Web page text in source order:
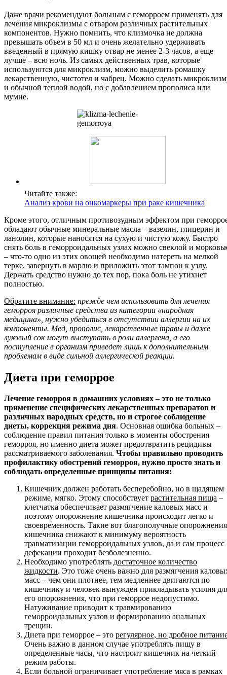
Даже врачи рекомендуют больным с геморроем применять для
лечения микроклизмы с отваром различных растительных
компонентов. Нужно помнить, что клизмочка не должна
превышать объем в 50 мл и очень желательно удерживать
введенный в прямую кишку отвар не менее 2-3 часов, а еще
лучше – всю ночь. Из самых действенных трав, которые
используются для микроклизм, можно выделить ромашку
лекарственную, чистотел и чабрец. Можно сделать
и обычной теплой водой, но с добавлением прополиса или
мумие.
Читайте также:
Анализ крови на онкомаркеры при раке кишечника
Кроме этого, отличным противозудным эффектом при
обладают обычные минеральные масла – вазелин, глицерин и
ланолин, которые наносятся на сухую и чистую кожу. Быстро
снять боль в геморроидальных узлах можно свеклой и
– что-то одно из этих овощей необходимо натереть на мелкой
терке, завернуть в марлю и приложить этот тампон к узлу.
Держать средство нужно до тех пор, пока боль не утихнет
полностью.
Обратите внимание: прежде чем использовать для лечения
геморроя различные средства из категории «народная
медицина», нужно убедиться в отсутствии аллергии на их
компоненты. Мед, прополис, лекарственные травы и даже
луковый сок могут выступать в роли аллергена, а его
поступление в организм приведет лишь к дополнительным
проблемам в виде сильной аллергической реакции.
Диета при геморрое
Лечение геморроя в домашних условиях – это не только
применение специфических лекарственных препаратов и
различных народных средств, но и строгое соблюдение
диеты, коррекция режима дня. Основная ошибка больных –
соблюдение правил питания только в моменты обострения
геморроя, но именно диета может предотвратить рецидивы
рассматриваемого заболевания. Чтобы правильно проводить
профилактику обострений геморроя, нужно просто знать и
соблюдать определенные принципы питания:
Кишечник должен работать бесперебойно, но в щадящем
режиме, мягко. Этому способствует растительная пища –
клетчатка обеспечивает размягчение каловых масс и
поэтому опорожнение кишечника происходит легко и
своевременность. Такие вот благополучные опорожнения
кишечника снижают к минимуму вероятность
травматизации геморроидальных узлов, да и сам процесс
дефекации проходит безболезненно.
Необходимо употреблять достаточное количество
жидкости. Это тоже очень важно для размягчения
масс – чем они плотнее, тем медленнее двигаются по
кишечнику и человек вынужден прикладывать усилия
его опорожнения, что при геморрое недопустимо.
Натуживание приводит к травмированию
геморроидальных узлов и формированию анальных
трещин.
Диета при геморрое – это регулярное, но дробное
Очень важно в данном случае употреблять пищу в
определенные часы, что настроит кишечник на четкий
режим работы.
Если больной ограничивает употребление мяса в рамках